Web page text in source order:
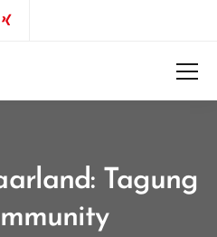
Tagung